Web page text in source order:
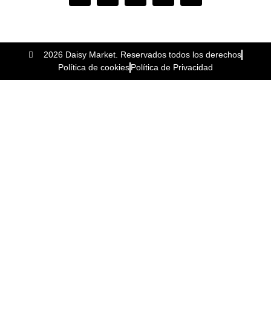
2026 Daisy Market. Reservados todos los derechos
Política de cookiesPolítica de Privacidad